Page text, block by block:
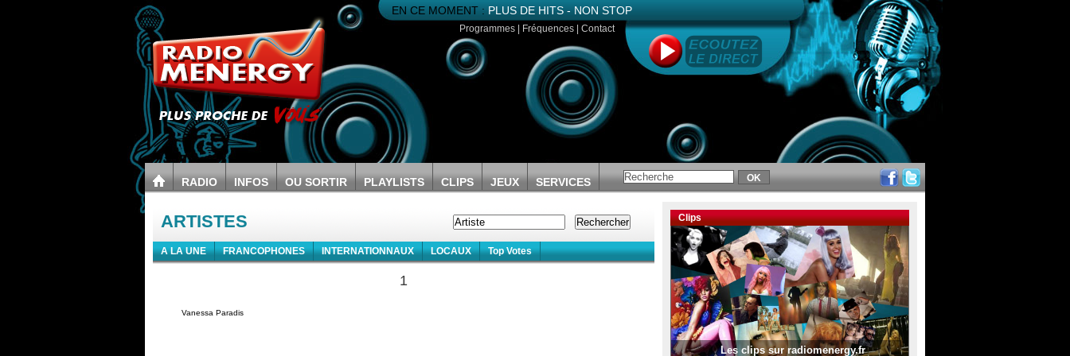
EN CE MOMENT : PLUS DE HITS - NON STOP
Programmes Fréquences Contact
RADIO INFOS OU SORTIR PLAYLISTS CLIPS JEUX SERVICES
ARTISTES
A LA UNE FRANCOPHONES INTERNATIONNAUX LOCAUX Top Votes
1
Vanessa Paradis
Clips
Les clips sur radiomenergy.fr